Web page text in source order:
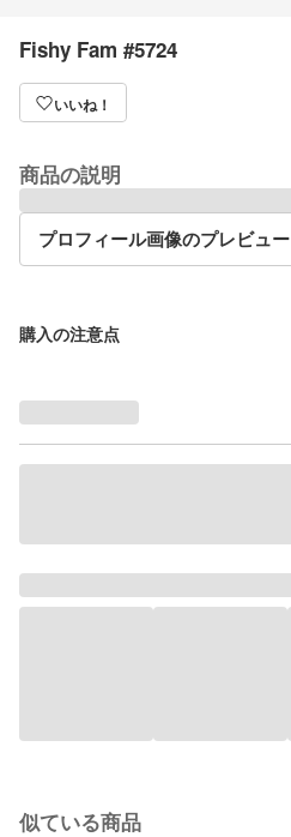
Fishy Fam #5724
いいね！
商品の説明
プロフィール画像のプレビュー
購入の注意点
似ている商品